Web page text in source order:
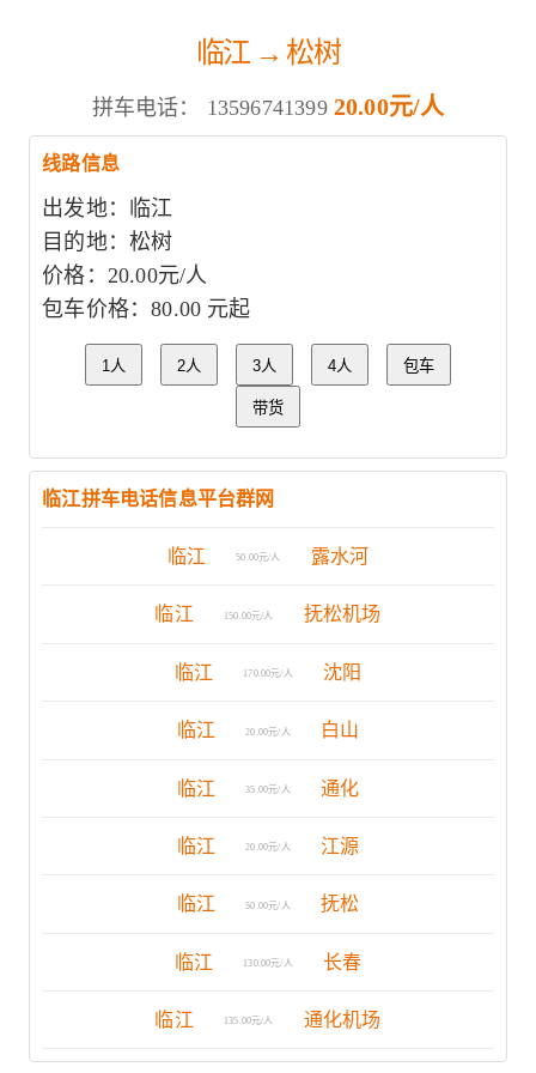
临江 → 松树
拼车电话： 13596741399 20.00元/人
线路信息
出发地：临江
目的地：松树
价格：20.00元/人
包车价格：80.00 元起
1人 2人 3人 4人 包车
带货
临江拼车电话信息平台群网
临江 50.00元/人 露水河
临江 150.00元/人 抚松机场
临江 170.00元/人 沈阳
临江 20.00元/人 白山
临江 35.00元/人 通化
临江 20.00元/人 江源
临江 50.00元/人 抚松
临江 130.00元/人 长春
临江 135.00元/人 通化机场